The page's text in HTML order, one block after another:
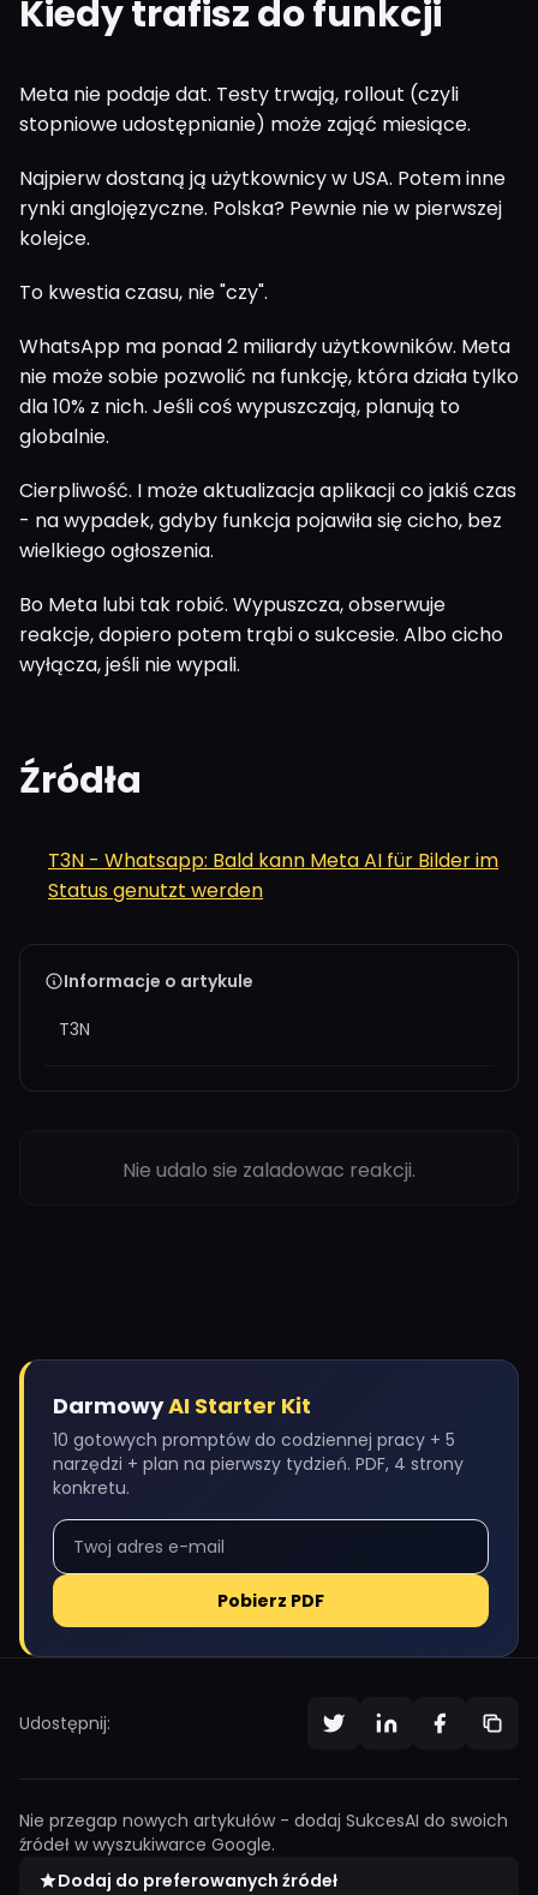
Kiedy trafisz do funkcji
Meta nie podaje dat. Testy trwają, rollout (czyli
stopniowe udostępnianie) może zająć miesiące.
Najpierw dostaną ją użytkownicy w USA. Potem inne
rynki anglojęzyczne. Polska? Pewnie nie w pierwszej
kolejce.
To kwestia czasu, nie "czy".
WhatsApp ma ponad 2 miliardy użytkowników. Meta
nie może sobie pozwolić na funkcję, która działa tylko
dla 10% z nich. Jeśli coś wypuszczają, planują to
globalnie.
Cierpliwość. I może aktualizacja aplikacji co jakiś czas
- na wypadek, gdyby funkcja pojawiła się cicho, bez
wielkiego ogłoszenia.
Bo Meta lubi tak robić. Wypuszcza, obserwuje
reakcje, dopiero potem trąbi o sukcesie. Albo cicho
wyłącza, jeśli nie wypali.
Źródła
T3N - Whatsapp: Bald kann Meta AI für Bilder im
Status genutzt werden
Informacje o artykule
T3N
Nie udalo sie zaladowac reakcji.
DarmowyAI Starter Kit
10 gotowych promptów do codziennej pracy + 5
narzędzi + plan na pierwszy tydzień. PDF, 4 strony
konkretu.
Pobierz PDF
Udostępnij:
Nie przegap nowych artykułów - dodaj SukcesAI do swoich
źródeł w wyszukiwarce Google.
Dodaj do preferowanych źródeł